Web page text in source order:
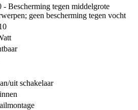
- Bescherming tegen middelgrote
geen bescherming tegen vocht
uit schakelaar